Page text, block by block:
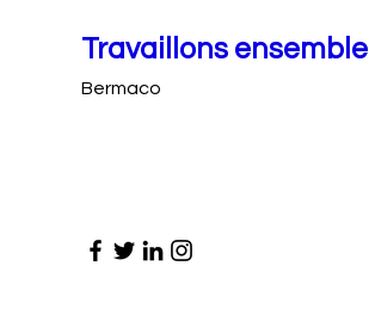
Travaillons ensemble
Bermaco